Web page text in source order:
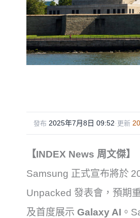
發布 2025年7月8日 09:52· 更新
【INDEX News 周文傑】
Samsung 正式宣布將於
Unpacked 發表會，預期
及首度展示 Galaxy AI 。